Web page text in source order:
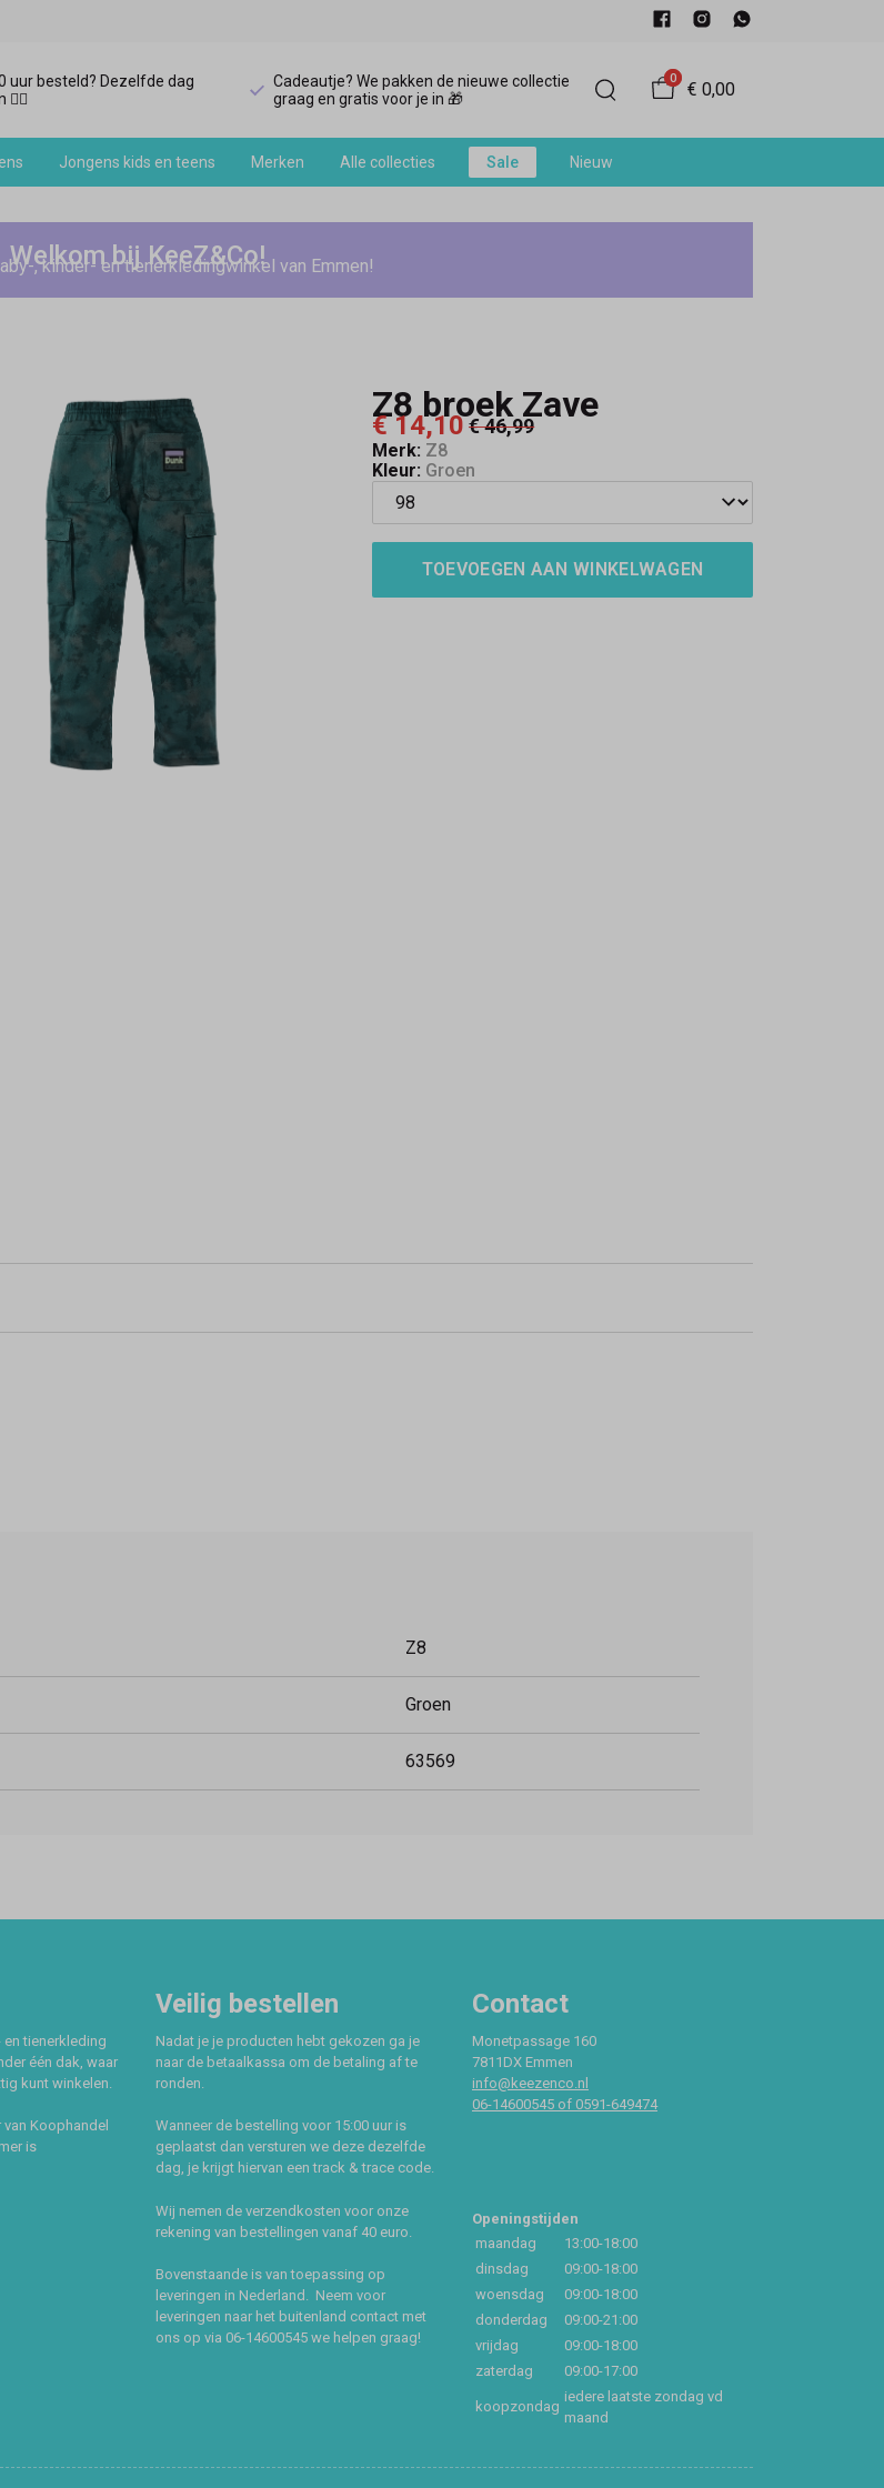
uur besteld? Dezelfde dag
🏃‍♀️
Cadeautje? We pakken de nieuwe collectie
graag en gratis voor je in 🎁
0
€ 0,00
Jongens kids en teens Merken Alle collecties Sale Nieuw
Welkom bij KeeZ&Co!
, kinder- en tienerkledingwinkel van Emmen!
Z8 broek Zave
€ 14,10€ 46,99
Merk: Z8
Kleur: Groen
TOEVOEGEN AAN WINKELWAGEN
Z8
Groen
63569
tienerkleding
één dak, waar
kunt winkelen.
Koophandel
is
Veilig bestellen
Nadat je je producten hebt gekozen ga je
naar de betaalkassa om de betaling af te
ronden.
Wanneer de bestelling voor 15:00 uur is
geplaatst dan versturen we deze dezelfde
dag, je krijgt hiervan een track & trace code.
Wij nemen de verzendkosten voor onze
rekening van bestellingen vanaf 40 euro.
Bovenstaande is van toepassing op
leveringen in Nederland. Neem voor
leveringen naar het buitenland contact met
ons op via 06-14600545 we helpen graag!
Contact
Monetpassage 160
7811DX Emmen
info@keezenco.nl
06-14600545 of 0591-649474
Openingstijden
maandag
13:00-18:00
dinsdag
09:00-18:00
woensdag
09:00-18:00
donderdag
09:00-21:00
vrijdag
09:00-18:00
zaterdag
09:00-17:00
koopzondag
iedere laatste zondag vd
maand